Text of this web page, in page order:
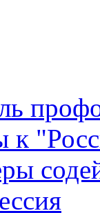
к